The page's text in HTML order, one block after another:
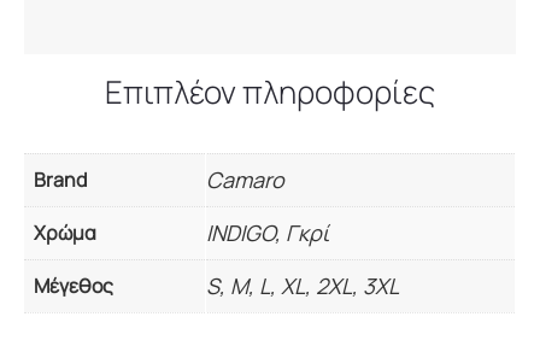
Επιπλέον πληροφορίες
Brand Camaro
Χρώμα INDIGO, Γκρί
Μέγεθος S, M, L, XL, 2XL, 3XL